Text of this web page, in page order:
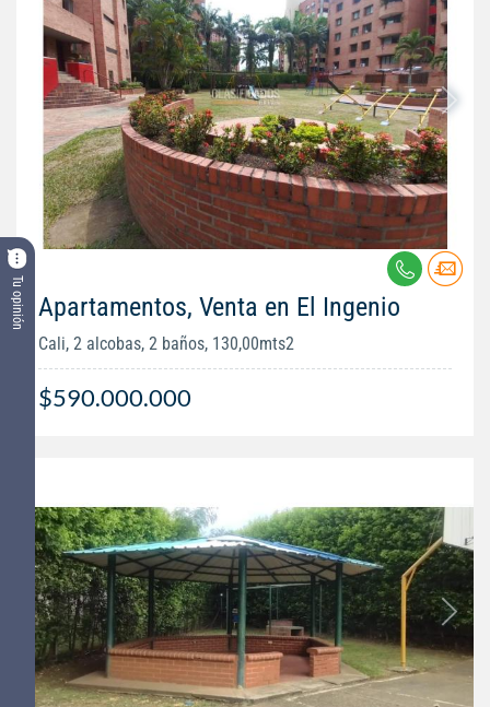
Tu opinión Apartamentos, Venta en El Ingenio
Cali, 2 alcobas, 2 baños, 130,00mts2
$590.000.000